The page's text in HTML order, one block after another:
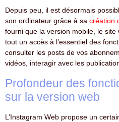
Depuis peu, il est désormais
son ordinateur grâce à sa création
fourni que la version mobile, le site
tout un accès à l’essentiel des
consulter les posts de vos
vidéos, interagir avec les
Profondeur des
sur la version web
L’Instagram Web propose un